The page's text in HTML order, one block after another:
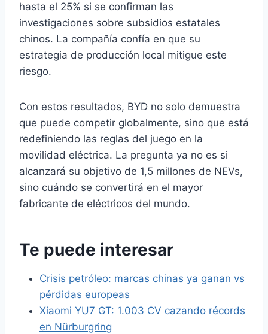
hasta el 25% si se confirman las
investigaciones sobre subsidios estatales
chinos. La compañía confía en que su
estrategia de producción local mitigue este
riesgo.
Con estos resultados, BYD no solo demuestra
que puede competir globalmente, sino que está
redefiniendo las reglas del juego en la
movilidad eléctrica. La pregunta ya no es si
alcanzará su objetivo de 1,5 millones de NEVs,
sino cuándo se convertirá en el mayor
fabricante de eléctricos del mundo.
Te puede interesar
Crisis petróleo: marcas chinas ya ganan vs
pérdidas europeas
Xiaomi YU7 GT: 1.003 CV cazando récords
en Nürburgring